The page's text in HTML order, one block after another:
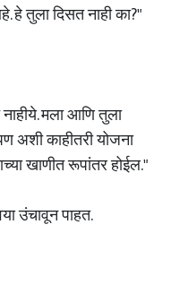
हे तुला दिसत नाही का?"
मला आणि तुला
अशी काहीतरी योजना
खाणीत रूपांतर होईल."
उंचावून पाहत.